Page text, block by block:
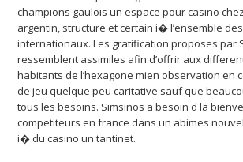
champions gaulois un espace pour casino
argentin, structure et certain i� l’ensemble
internationaux. Les gratification proposes par
ressemblent assimiles afin d’offrir aux
habitants de l’hexagone mien observation en
de jeu quelque peu caritative sauf que
tous les besoins. Simsinos a besoin d la
competiteurs en france dans un abimes
i� du casino un tantinet.